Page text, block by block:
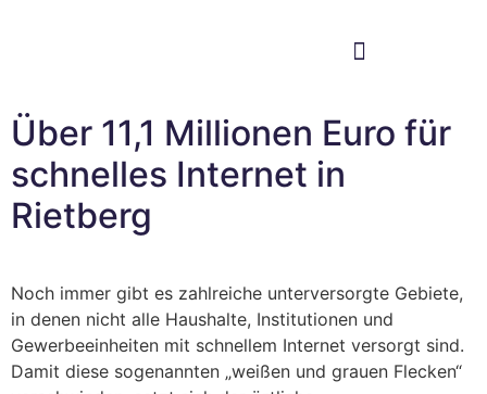
Über 11,1 Millionen Euro für
schnelles Internet in
Rietberg
Noch immer gibt es zahlreiche unterversorgte Gebiete,
in denen nicht alle Haushalte, Institutionen und
Gewerbeeinheiten mit schnellem Internet versorgt sind.
Damit diese sogenannten „weißen und grauen Flecken“